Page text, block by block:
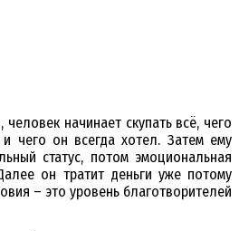
начинает скупать всё, чего
чего он всегда хотел. Затем ему
статус, потом эмоциональная
он тратит деньги уже потому
– это уровень благотворителей